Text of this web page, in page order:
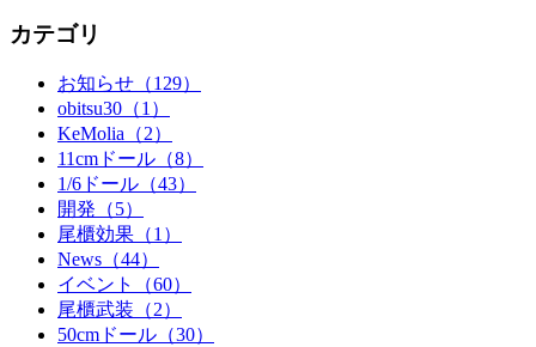
カテゴリ
お知らせ（129）
obitsu30（1）
KeMolia（2）
11cmドール（8）
1/6ドール（43）
開発（5）
尾櫃効果（1）
News（44）
イベント（60）
尾櫃武装（2）
50cmドール（30）